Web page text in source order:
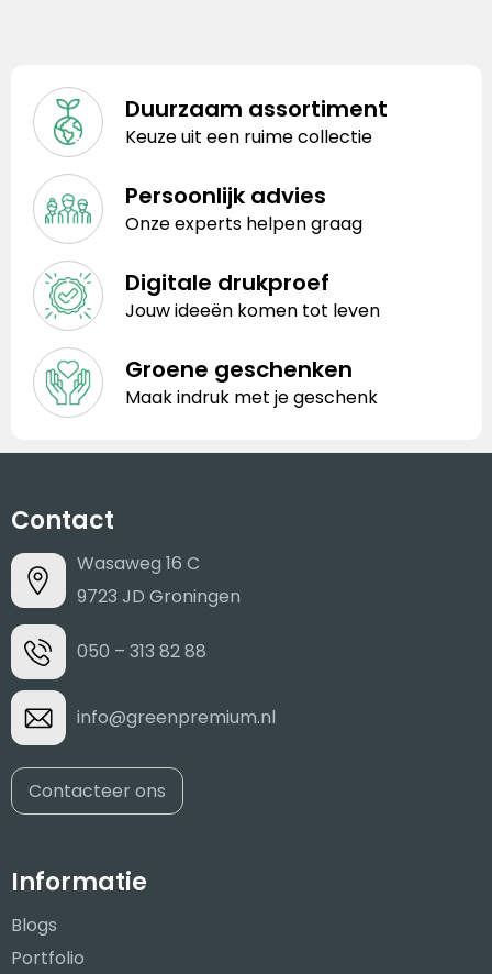
Duurzaam assortiment
Keuze uit een ruime collectie
Persoonlijk advies
Onze experts helpen graag
Digitale drukproef
Jouw ideeën komen tot leven
Groene geschenken
Maak indruk met je geschenk
Contact
Wasaweg 16 C
9723 JD Groningen
050 – 313 82 88
info@greenpremium.nl
Contacteer ons
Informatie
Blogs
Portfolio